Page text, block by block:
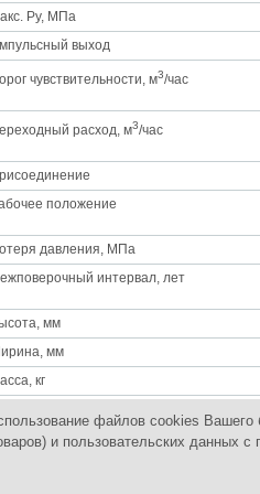
Py, МПа
выход
чувствительности, м3/час
расход, м3/час
положение
давления, МПа
интервал, лет
мм
мм
кг
оборудованием
файлов cookies Вашего
и пользовательских